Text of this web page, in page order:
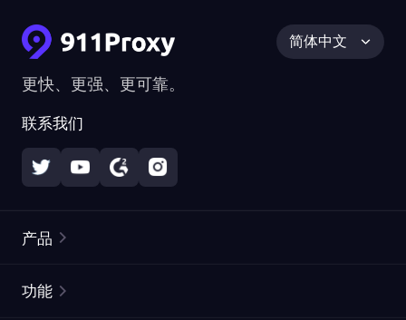
更快、更强、更可靠。
联系我们
简体中文
产品
功能